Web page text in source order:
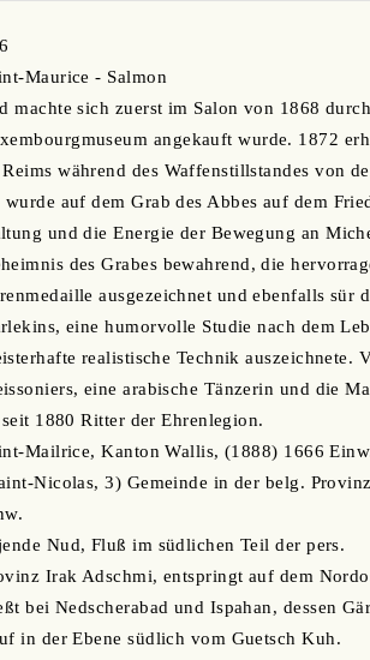
Maurice - Salmon
machte sich zuerst im Salon von 1868
angekauft wurde. 1872
während des Waffenstillstandes von
wurde auf dem Grab des Abbes auf dem
und die Energie der Bewegung an
des Grabes bewahrend, die
ausgezeichnet und ebenfalls
eine humorvolle Studie nach dem
realistische Technik auszeichnete.
eine arabische Tänzerin und die
1880 Ritter der Ehrenlegion.
Mailrice, Kanton Wallis, (1888) 1666
Nicolas, 3) Gemeinde in der belg.
Nud, Fluß im südlichen Teil der pers.
Irak Adschmi, entspringt auf dem
bei Nedscherabad und Ispahan, dessen
in der Ebene südlich vom Guetsch Kuh.